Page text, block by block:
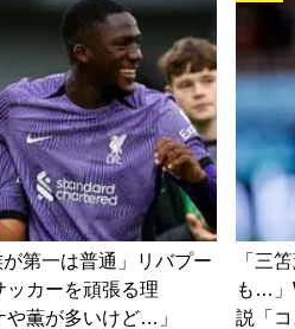
第一は普通」リバプー
ッカーを頑張る理
や薫が多いけど…」
「三
も…」
説「